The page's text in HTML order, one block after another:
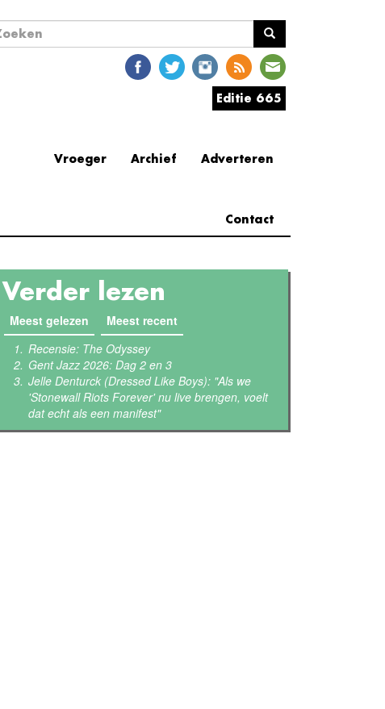
Editie 665
Adverteren
Archief
Vroeger
Contact
Verder lezen
Meest gelezen (actieve tabblad)
Meest recent
Recensie: The Odyssey
Gent Jazz 2026: Dag 2 en 3
Jelle Denturck (Dressed Like Boys): "Als we
'Stonewall Riots Forever' nu live brengen, voelt
dat echt als een manifest"